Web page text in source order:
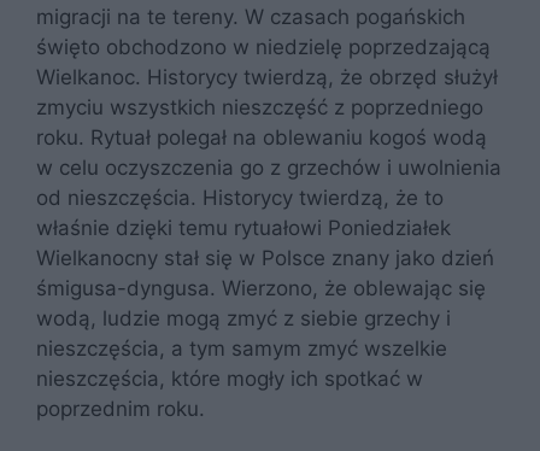
migracji na te tereny. W czasach pogańskich
święto obchodzono w niedzielę poprzedzającą
Wielkanoc. Historycy twierdzą, że obrzęd służył
zmyciu wszystkich nieszczęść z poprzedniego
roku. Rytuał polegał na oblewaniu kogoś wodą
w celu oczyszczenia go z grzechów i uwolnienia
od nieszczęścia. Historycy twierdzą, że to
właśnie dzięki temu rytuałowi Poniedziałek
Wielkanocny stał się w Polsce znany jako dzień
śmigusa-dyngusa. Wierzono, że oblewając się
wodą, ludzie mogą zmyć z siebie grzechy i
nieszczęścia, a tym samym zmyć wszelkie
nieszczęścia, które mogły ich spotkać w
poprzednim roku.